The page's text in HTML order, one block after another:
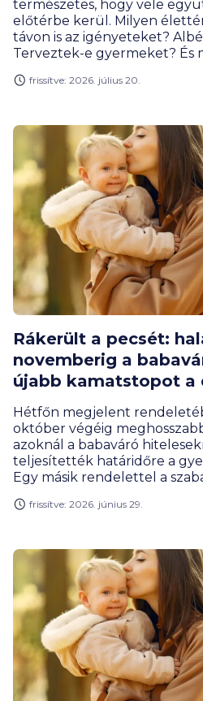
természetes, hogy vele
előtérbe kerül. Milyen
távon is az igényeteket?
Terveztek-e gyermeket? És
ritkán csak pénzügyi vagy
frissítve: 2026. július 20.
Rákerült a pecsét:
novemberig a
újabb kamatstopot a
Hétfőn megjelent
október végéig
azoknál a babaváró
teljesítették határidőre a
Egy másik rendelettel a
2026 végéig.
frissítve: 2026. június 29.